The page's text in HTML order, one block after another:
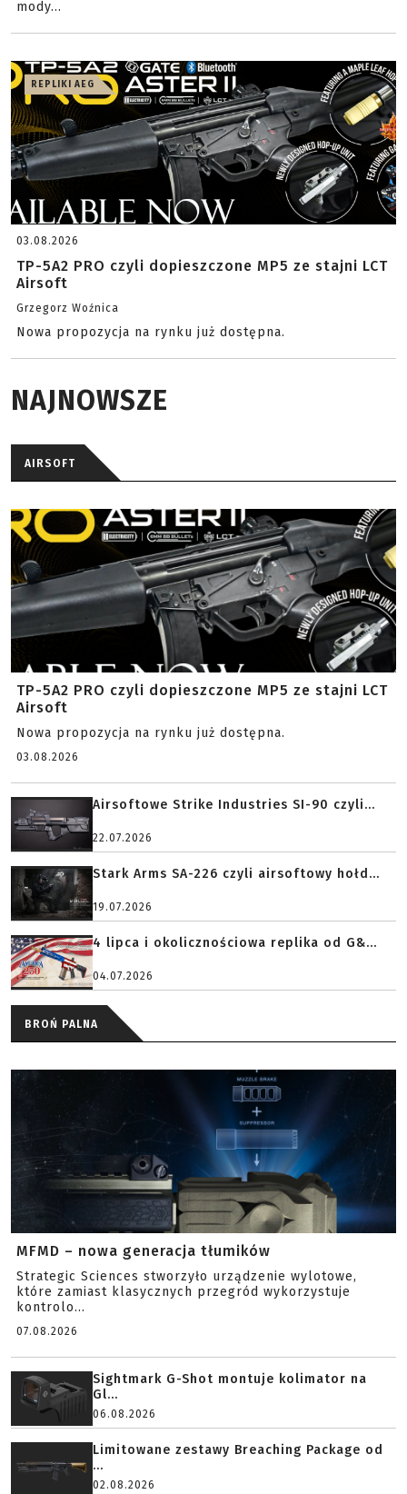
mody...
REPLIKI AEG
03.08.2026
TP-5A2 PRO czyli dopieszczone MP5 ze stajni LCT
Airsoft
Grzegorz Woźnica
Nowa propozycja na rynku już dostępna.
NAJNOWSZE
AIRSOFT
TP-5A2 PRO czyli dopieszczone MP5 ze stajni LCT
Airsoft
Nowa propozycja na rynku już dostępna.
03.08.2026
Airsoftowe Strike Industries SI-90 czyli...
22.07.2026
Stark Arms SA-226 czyli airsoftowy hołd...
19.07.2026
4 lipca i okolicznościowa replika od G&...
04.07.2026
BROŃ PALNA
MFMD – nowa generacja tłumików
Strategic Sciences stworzyło urządzenie wylotowe,
które zamiast klasycznych przegród wykorzystuje
kontrolo...
07.08.2026
Sightmark G-Shot montuje kolimator na
Gl...
06.08.2026
Limitowane zestawy Breaching Package od
...
02.08.2026